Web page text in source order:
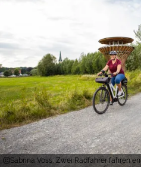
Sabrina Voss, Zwei Radfahrer fahren